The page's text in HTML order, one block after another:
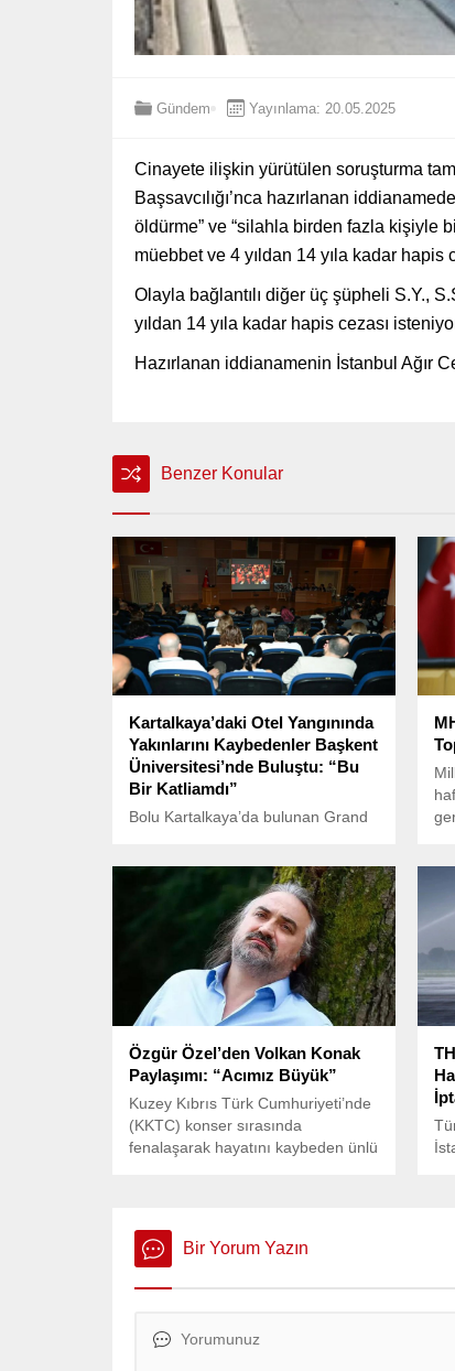
Gündem Yayınlama: 20.05.2025
Cinayete ilişkin yürütülen soruşturma
Başsavcılığı’nca hazırlanan
öldürme” ve “silahla birden fazla kişiyle
müebbet ve 4 yıldan 14 yıla kadar hapis
Olayla bağlantılı diğer üç şüpheli S.Y.,
yıldan 14 yıla kadar hapis cezası
Hazırlanan iddianamenin İstanbul Ağır
Benzer Konular
Kartalkaya’daki Otel Yangınında
Yakınlarını Kaybedenler Başkent
Üniversitesi’nde Buluştu: “Bu
Bir Katliamdı”
Bolu Kartalkaya’da bulunan Grand
Başkent Üniversitesi’nde
düzenlenen “Yaşam Hakkı ve
Travma Sempozyumu”nda bir
araya geldi.
Özgür Özel’den Volkan Konak
Paylaşımı: “Acımız Büyük”
Kuzey Kıbrıs Türk Cumhuriyeti’nde
(KKTC) konser sırasında
fenalaşarak hayatını kaybeden ünlü
ölüm haberi, müzik dünyasında
büyük bir kayıp olarak karşılandı.
Bir Yorum Yazın